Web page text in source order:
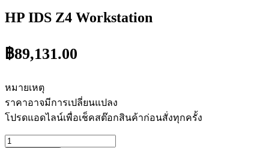
HP IDS Z4 Workstation
฿89,131.00
หมายเหตุ
ราคาอาจมีการเปลี่ยนแปลง
โปรดแอดไลน์เพื่อเช็คสต๊อกสินค้าก่อนสั่งทุกครั้ง
จำนวน